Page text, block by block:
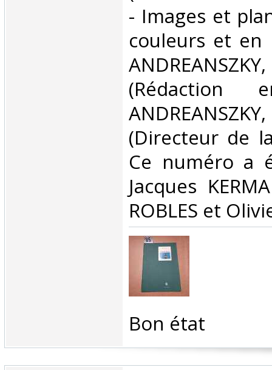
- Images et
couleurs et en
(Directeur de
Ce numéro a
Jacques
ROBLES et
‎Bon état ‎